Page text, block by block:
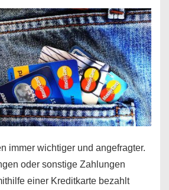
immer wichtiger und angefragter.
oder sonstige Zahlungen
einer Kreditkarte bezahlt